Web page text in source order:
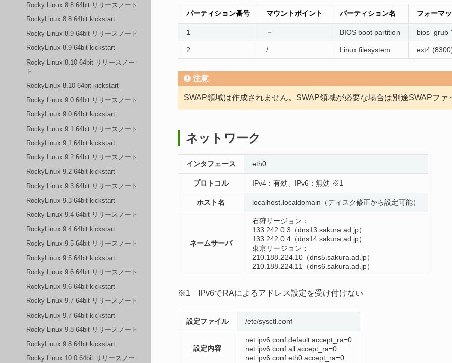
Rocky Linux 8.8 64bit リリースノート
RockyLinux 8.8 64bit kickstart
Rocky Linux 8.9 64bit リリースノート
RockyLinux 8.9 64bit kickstart
Rocky Linux 8.10 64bit リリースノー
ト
RockyLinux 8.10 64bit kickstart
Rocky Linux 9.0 64bit リリースノート
RockyLinux 9.0 64bit kickstart
Rocky Linux 9.1 64bit リリースノート
RockyLinux 9.1 64bit kickstart
Rocky Linux 9.2 64bit リリースノート
RockyLinux 9.2 64bit kickstart
Rocky Linux 9.3 64bit リリースノート
RockyLinux 9.3 64bit kickstart
Rocky Linux 9.4 64bit リリースノート
RockyLinux 9.4 64bit kickstart
Rocky Linux 9.5 64bit リリースノート
RockyLinux 9.5 64bit kickstart
Rocky Linux 9.6 64bit リリースノート
RockyLinux 9.6 64bit kickstart
Rocky Linux 9.7 64bit リリースノート
RockyLinux 9.7 64bit kickstart
Rocky Linux 9.8 64bit リリースノート
RockyLinux 9.8 64bit kickstart
Rocky Linux 10.0 64bit リリースノー
パーティション番号 マウントポイント パーティション名 フォーマ
1 － BIOS boot partition bios_grub
2 / Linux filesystem ext4
注意
SWAP領域は作成されません。SWAP領域が必要な場合は別途SWAPフ
ネットワーク
インタフェース eth0
プロトコル IPv4：有効、IPv6：無効 ※1
ホスト名 localhost.localdomain（ディスク修正から設定可能）
ネームサーバ
石狩リージョン：
133.242.0.3（dns13.sakura.ad.jp）
133.242.0.4（dns14.sakura.ad.jp）
東京リージョン：
210.188.224.10（dns5.sakura.ad.jp）
210.188.224.11（dns6.sakura.ad.jp）
※1 IPv6でRAによるアドレス設定を受け付けない
設定ファイル /etc/sysctl.conf
設定内容
net.ipv6.conf.default.accept_ra=0
net.ipv6.conf.all.accept_ra=0
net.ipv6.conf.eth0.accept_ra=0